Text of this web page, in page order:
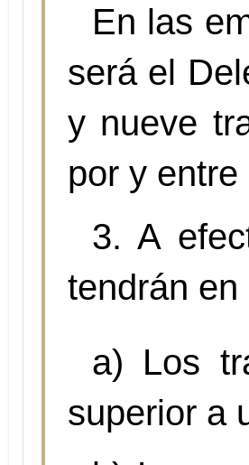
En las
será el
y nueve
por y
3. A
tendrán
a) Los
superior a